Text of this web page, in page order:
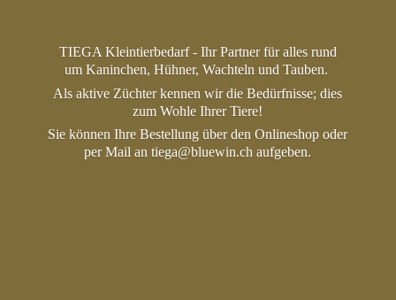
TIEGA Kleintierbedarf - Ihr Partner für alles rund
um Kaninchen, Hühner, Wachteln und Tauben.
Als aktive Züchter kennen wir die Bedürfnisse; dies
zum Wohle Ihrer Tiere!
Sie können Ihre Bestellung über den Onlineshop oder
per Mail an tiega@bluewin.ch aufgeben.